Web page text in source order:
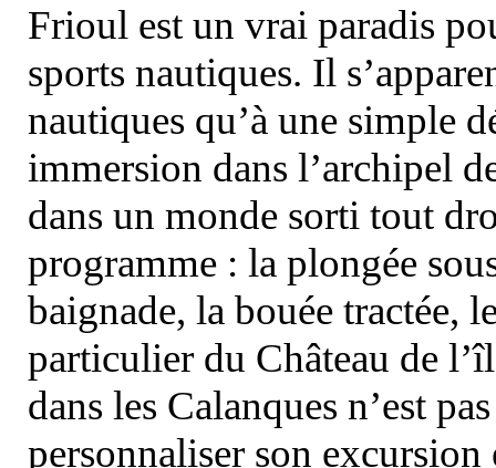
Frioul est un vrai paradis
sports nautiques. Il
nautiques qu’à une simple
immersion dans l’archipel
dans un monde sorti tout
programme : la plongée
baignade, la bouée tractée,
particulier du Château de
dans les Calanques n’est
personnaliser son